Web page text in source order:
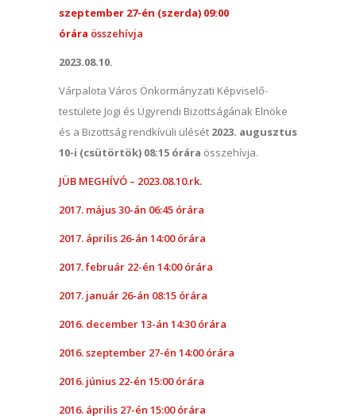
szeptember 27-én (szerda) 09:00
órára összehívja
2023.08.10.
Várpalota Város Önkormányzati Képviselő-
testülete Jogi és Ügyrendi Bizottságának Elnöke
és a Bizottság rendkívüli ülését 2023. augusztus
10-i (csütörtök) 08:15 órára összehívja.
JÜB MEGHÍVÓ – 2023.08.10.rk.
2017. május 30-án 06:45 órára
2017. április 26-án 14:00 órára
2017. február 22-én 14:00 órára
2017. január 26-án 08:15 órára
2016. december 13-án 14:30 órára
2016. szeptember 27-én 14:00 órára
2016. június 22-én 15:00 órára
2016. április 27-én 15:00 órára